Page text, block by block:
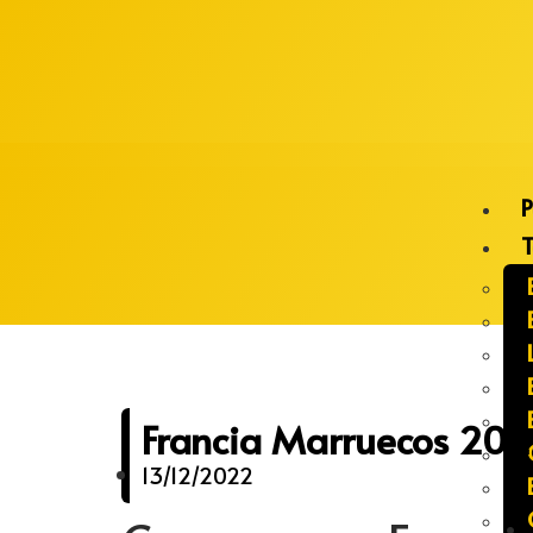
Francia Marruecos
13/12/2022